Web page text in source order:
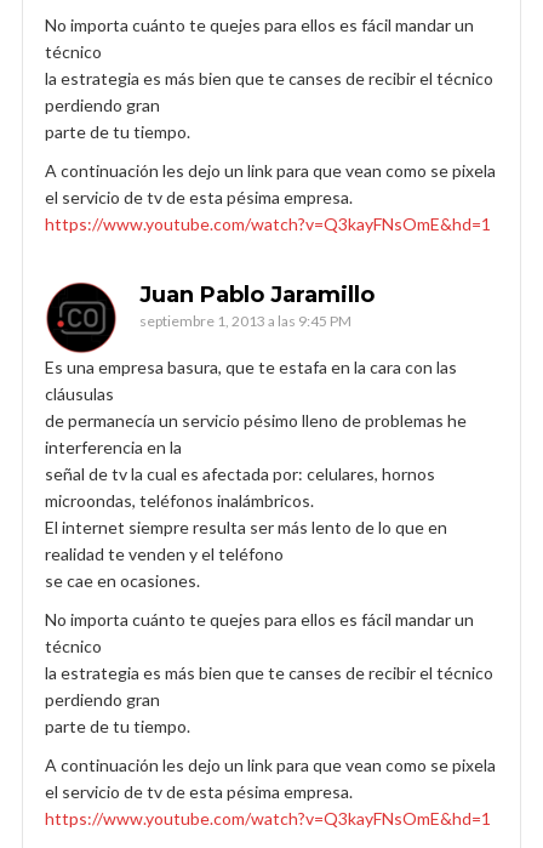
No importa cuánto te quejes para ellos es fácil mandar un
técnico
la estrategia es más bien que te canses de recibir el técnico
perdiendo gran
parte de tu tiempo.
A continuación les dejo un link para que vean como se pixela
el servicio de tv de esta pésima empresa.
https://www.youtube.com/watch?v=Q3kayFNsOmE&hd=1
Juan Pablo Jaramillo
septiembre 1, 2013 a las 9:45 PM
Es una empresa basura, que te estafa en la cara con las
cláusulas
de permanecía un servicio pésimo lleno de problemas he
interferencia en la
señal de tv la cual es afectada por: celulares, hornos
microondas, teléfonos inalámbricos.
El internet siempre resulta ser más lento de lo que en
realidad te venden y el teléfono
se cae en ocasiones.
No importa cuánto te quejes para ellos es fácil mandar un
técnico
la estrategia es más bien que te canses de recibir el técnico
perdiendo gran
parte de tu tiempo.
A continuación les dejo un link para que vean como se pixela
el servicio de tv de esta pésima empresa.
https://www.youtube.com/watch?v=Q3kayFNsOmE&hd=1